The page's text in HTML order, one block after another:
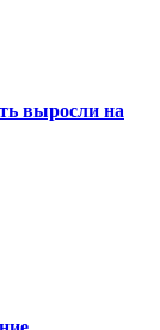
выросли на